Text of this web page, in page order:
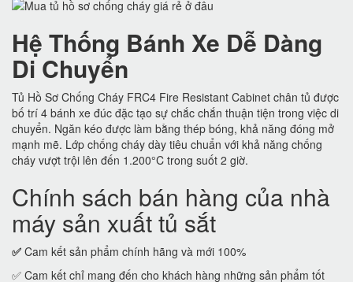
Hệ Thống Bánh Xe Dễ Dàng
Di Chuyển
Tủ Hồ Sơ Chống Cháy FRC4 Fire Resistant Cabinet chân tủ được
bố trí 4 bánh xe đúc đặc tạo sự chắc chắn thuận tiện trong việc di
chuyển. Ngăn kéo được làm bằng thép bóng, khả năng đóng mở
mạnh mẽ. Lớp chống cháy dày tiêu chuẩn với khả năng chống
cháy vượt trội lên đến 1.200°C trong suốt 2 giờ.
Chính sách bán hàng của nhà
máy sản xuất tủ sắt
✅ Cam kết sản phẩm chính hãng và mới 100%
✅ Cam kết chỉ mang đến cho khách hàng những sản phẩm tốt